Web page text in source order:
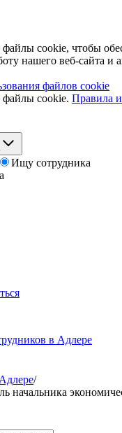
cookie, чтобы
нашего веб-сайта и
файлов cookie
cookie. Правила
Ищу сотрудника
в Адлере
/
начальника